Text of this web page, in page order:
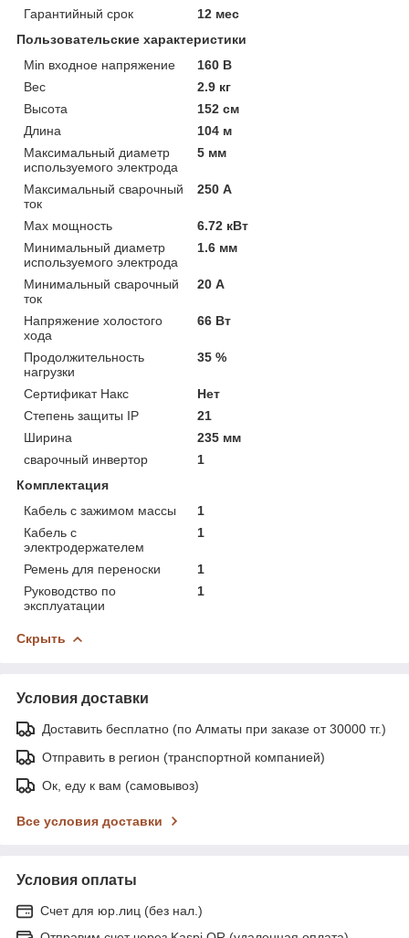
Гарантийный срок
12 мес
Пользовательские характеристики
Min входное напряжение
160 В
Вес
2.9 кг
Высота
152 см
Длина
104 м
Максимальный диаметр
используемого электрода
5 мм
Максимальный сварочный
ток
250 А
Мах мощность
6.72 кВт
Минимальный диаметр
используемого электрода
1.6 мм
Минимальный сварочный
ток
20 А
Напряжение холостого
хода
66 Вт
Продолжительность
нагрузки
35 %
Сертификат Накс
Нет
Степень защиты IP
21
Ширина
235 мм
сварочный инвертор
1
Комплектация
Кабель с зажимом массы
1
Кабель с
электродержателем
1
Ремень для переноски
1
Руководство по
эксплуатации
1
Скрыть
Условия доставки
Доставить бесплатно (по Алматы при заказе от 30000 тг.)
Отправить в регион (транспортной компанией)
Ок, еду к вам (самовывоз)
Все условия доставки
Условия оплаты
Счет для юр.лиц (без нал.)